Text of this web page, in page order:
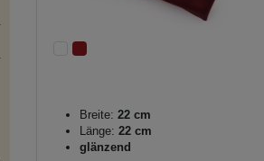
Breite: 22 cm
Länge: 22 cm
glänzend